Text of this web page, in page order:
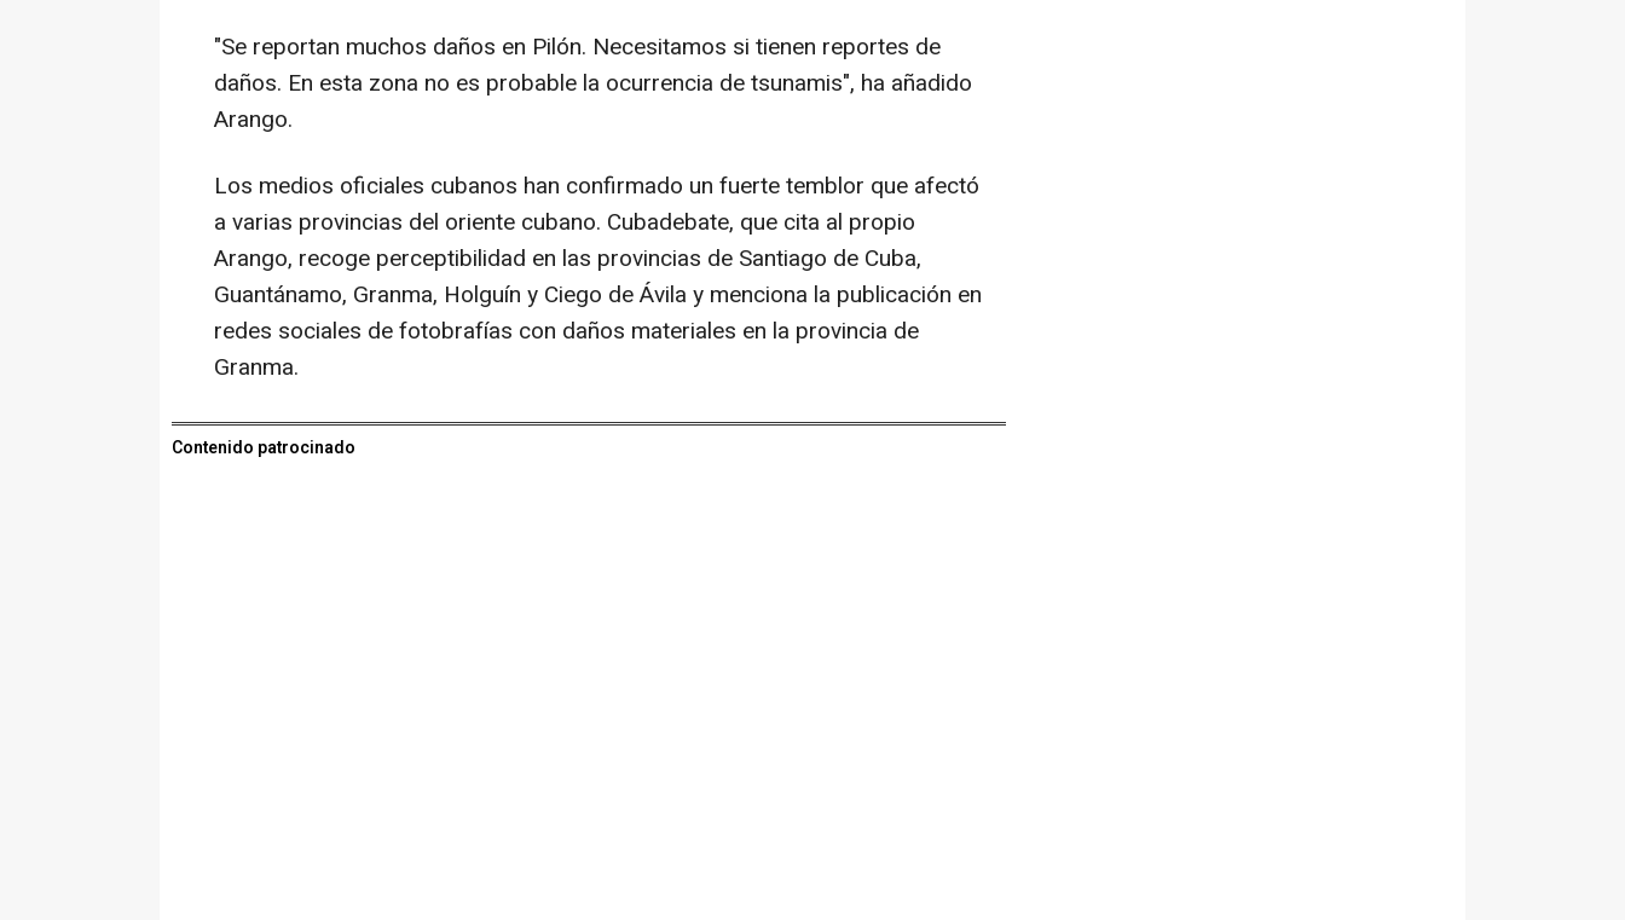
"Se reportan muchos daños en Pilón. Necesitamos si tienen reportes de
daños. En esta zona no es probable la ocurrencia de tsunamis", ha añadido
Arango.
Los medios oficiales cubanos han confirmado un fuerte temblor que afectó
a varias provincias del oriente cubano. Cubadebate, que cita al propio
Arango, recoge perceptibilidad en las provincias de Santiago de Cuba,
Guantánamo, Granma, Holguín y Ciego de Ávila y menciona la publicación en
redes sociales de fotobrafías con daños materiales en la provincia de
Granma.
Contenido patrocinado